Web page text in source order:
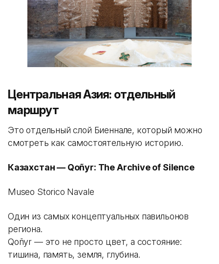
Центральная Азия: отдельный
маршрут
Это отдельный слой Биеннале, который можно
смотреть как самостоятельную историю.
Казахстан — Qoñyr: The Archive of Silence
Museo Storico Navale
Один из самых концептуальных павильонов
региона.
Qoñyr — это не просто цвет, а состояние:
тишина, память, земля, глубина.